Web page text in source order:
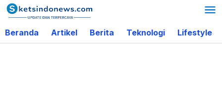
Lewati
ke
konten
Beranda Artikel Berita Teknologi Lifestyle